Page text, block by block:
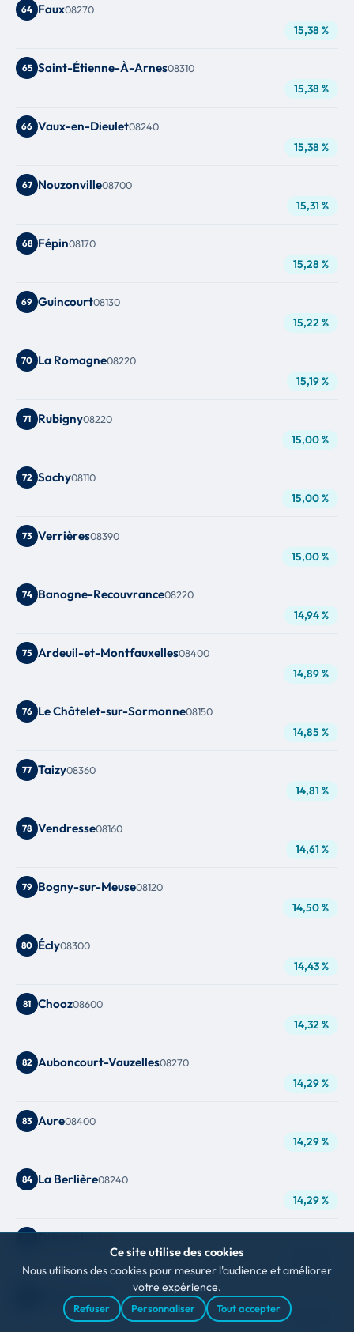
64 Faux08270
15,38 %
65 Saint-Étienne-À-Arnes08310
15,38 %
66 Vaux-en-Dieulet08240
15,38 %
67 Nouzonville08700
15,31 %
68 Fépin08170
15,28 %
69 Guincourt08130
15,22 %
70 La Romagne08220
15,19 %
71 Rubigny08220
15,00 %
72 Sachy08110
15,00 %
73 Verrières08390
15,00 %
74 Banogne-Recouvrance08220
14,94 %
75 Ardeuil-et-Montfauxelles08400
14,89 %
76 Le Châtelet-sur-Sormonne08150
14,85 %
77 Taizy08360
14,81 %
78 Vendresse08160
14,61 %
79 Bogny-sur-Meuse08120
14,50 %
80 Écly08300
14,43 %
81 Chooz08600
14,32 %
82 Auboncourt-Vauzelles08270
14,29 %
83 Aure08400
14,29 %
84 La Berlière08240
14,29 %
85 Dricourt
Margny08370
Ce site utilise des cookies
Nous utilisons des cookies pour mesurer l'audience et améliorer
votre expérience.
Refuser Personnaliser Tout accepter